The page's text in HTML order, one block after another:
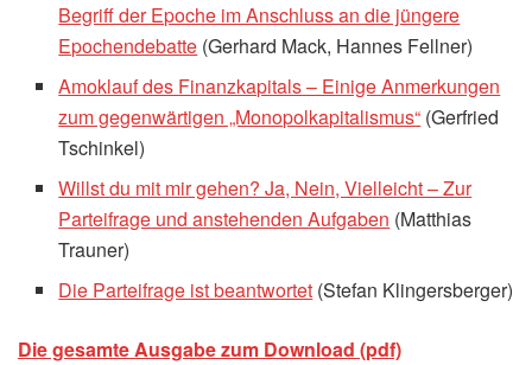
Begriff der Epoche im Anschluss an die jüngere
Epochendebatte (Gerhard Mack, Hannes Fellner)
Amoklauf des Finanzkapitals – Einige Anmerkungen
zum gegenwärtigen „Monopolkapitalismus“ (Gerfried
Tschinkel)
Willst du mit mir gehen? Ja, Nein, Vielleicht – Zur
Parteifrage und anstehenden Aufgaben (Matthias
Trauner)
Die Parteifrage ist beantwortet (Stefan Klingersberger)
Die gesamte Ausgabe zum Download (pdf)